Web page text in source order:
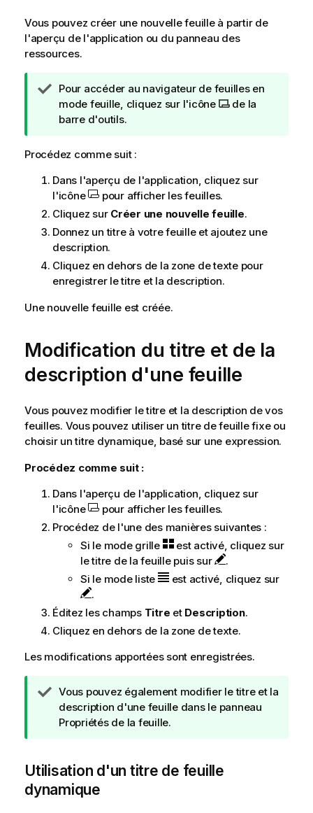
Vous pouvez créer une nouvelle feuille à partir de
l'aperçu de l'application ou du panneau des
ressources.
N
o
t
C
n
s
e
i
l
Pour accéder au navigateur de feuilles en
mode feuille, cliquez sur l'icône
de la
barre d'outils.
Procédez comme suit :
Dans l'aperçu de l'application, cliquez sur
l'icône
pour afficher les feuilles.
Cliquez sur Créer une nouvelle feuille.
Donnez un titre à votre feuille et ajoutez une
description.
Cliquez en dehors de la zone de texte pour
enregistrer le titre et la description.
Une nouvelle feuille est créée.
Modification du titre et de la
description d'une feuille
Vous pouvez modifier le titre et la description de vos
feuilles. Vous pouvez utiliser un titre de feuille fixe ou
choisir un titre dynamique, basé sur une expression.
Procédez comme suit :
Dans l'aperçu de l'application, cliquez sur
l'icône
pour afficher les feuilles.
Procédez de l'une des manières suivantes :
Si le mode grille
est activé, cliquez sur
le titre de la feuille puis sur
.
Si le mode liste
est activé, cliquez sur
.
Éditez les champs Titre et Description.
Cliquez en dehors de la zone de texte.
Les modifications apportées sont enregistrées.
N
o
t
o
n
s
Vous pouvez également modifier le titre et la
description d'une feuille dans le panneau
Propriétés de la feuille.
Utilisation d'un titre de feuille
dynamique